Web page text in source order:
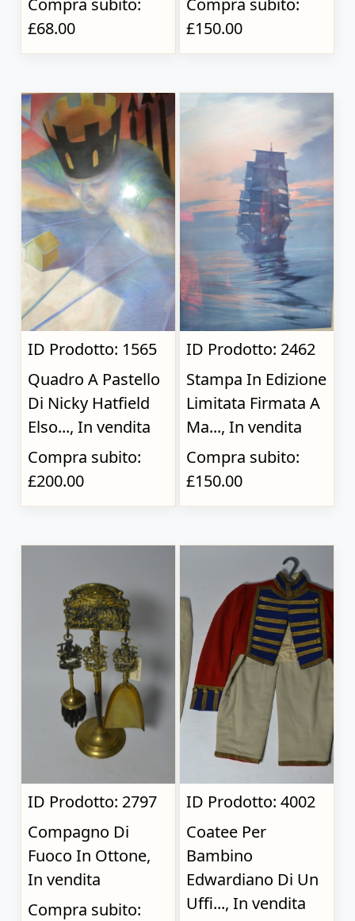
£68.00
£150.00
ID Prodotto: 1565
Quadro A Pastello
Di Nicky Hatfield
Elso..., In vendita
Compra subito:
£200.00
ID Prodotto: 2462
Stampa In Edizione
Limitata Firmata A
Ma..., In vendita
Compra subito:
£150.00
ID Prodotto: 2797
Compagno Di
Fuoco In Ottone,
In vendita
Compra subito:
ID Prodotto: 4002
Coatee Per
Bambino
Edwardiano Di Un
Uffi..., In vendita